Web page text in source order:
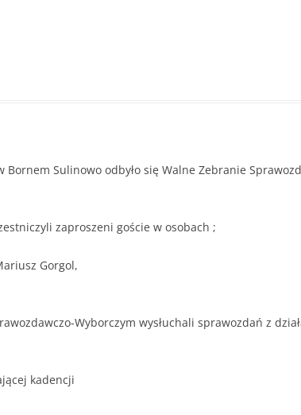
Sulinowo odbyło się Walne Zebranie
zaproszeni goście w osobach ;
Gorgol,
Wyborczym wysłuchali sprawozdań z
kadencji